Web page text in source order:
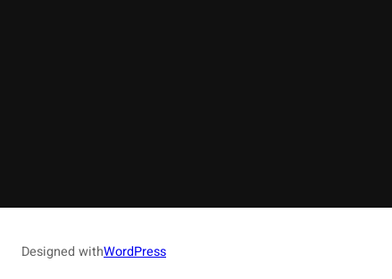
Designed withWordPress